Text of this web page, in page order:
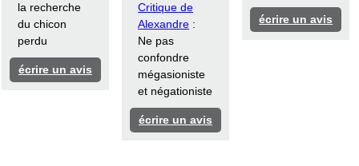
la recherche
du chicon
perdu
écrire un avis
Critique de
Alexandre :
Ne pas
confondre
mégasioniste
et négationiste
écrire un avis
écrire un avis